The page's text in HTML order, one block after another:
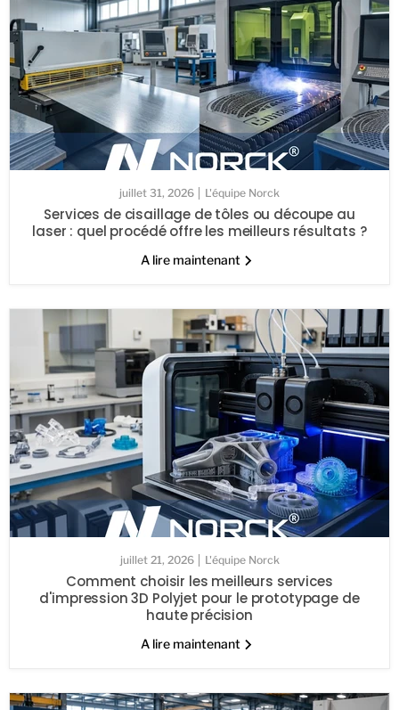
juillet 31, 2026 L'équipe Norck
Services de cisaillage de tôles ou découpe au
laser : quel procédé offre les meilleurs résultats ?
A lire maintenant
juillet 21, 2026 L'équipe Norck
Comment choisir les meilleurs services
d'impression 3D Polyjet pour le prototypage de
haute précision
A lire maintenant